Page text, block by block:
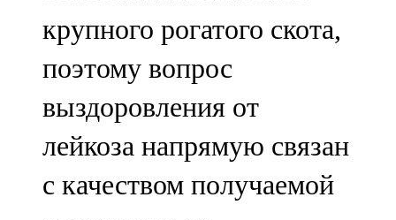
крупного рогатого скота,
поэтому вопрос
выздоровления от
лейкоза напрямую связан
с качеством получаемой